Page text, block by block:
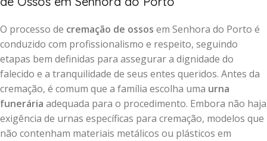
O processo de cremação de ossos em Senhora do Porto é
conduzido com profissionalismo e respeito, seguindo
etapas bem definidas para assegurar a dignidade do
falecido e a tranquilidade de seus entes queridos. Antes da
cremação, é comum que a família escolha uma urna
funerária adequada para o procedimento. Embora não haja
exigência de urnas específicas para cremação, modelos que
não contenham materiais metálicos ou plásticos em